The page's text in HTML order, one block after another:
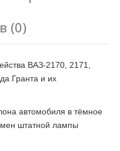
(0)
ВАЗ-2170, 2171,
Гранта и их
автомобиля в тёмное
штатной лампы